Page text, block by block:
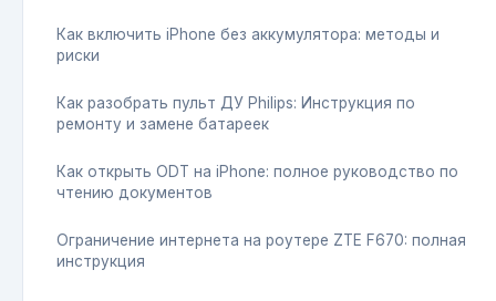
Как включить iPhone без аккумулятора: методы и
риски
Как разобрать пульт ДУ Philips: Инструкция по
ремонту и замене батареек
Как открыть ODT на iPhone: полное руководство по
чтению документов
Ограничение интернета на роутере ZTE F670: полная
инструкция